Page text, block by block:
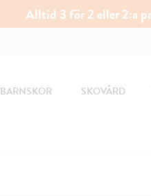
Alltid 3 för 2 eller 2:a
BARNSKOR SKOVÅRD